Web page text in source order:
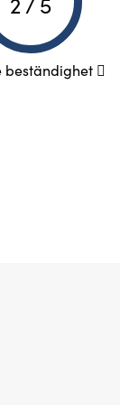
beständighet